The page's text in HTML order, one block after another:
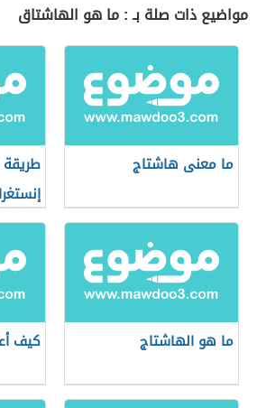
مواضيع ذات صلة بـ : ما هو الهاشتاق
ما معنى هاشتاج
ما هو الهاشتاج كيف